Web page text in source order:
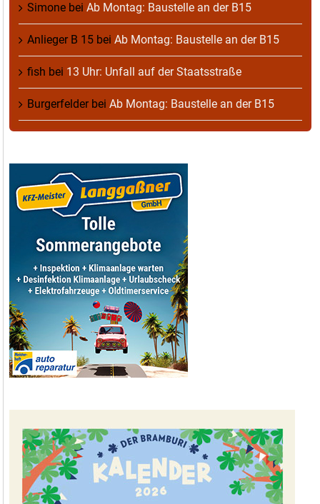
Simone bei Ab Montag: Baustelle an der B15
Anlieger B 15 bei Ab Montag: Baustelle an der B15
fish bei 13 Uhr: Unfall auf der Staatsstraße
Burgerfelderbei Ab Montag: Baustelle an der B15